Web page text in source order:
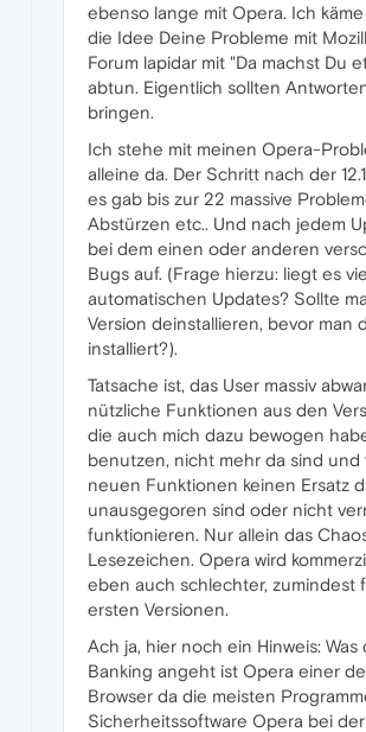
ebenso lange mit Opera. Ich
die Idee Deine Probleme mit
Forum lapidar mit "Da machst Du
abtun. Eigentlich sollten
bringen.
Ich stehe mit meinen Opera-
alleine da. Der Schritt nach der
es gab bis zur 22 massive
Abstürzen etc.. Und nach jedem
bei dem einen oder anderen
Bugs auf. (Frage hierzu: liegt es
automatischen Updates? Sollte
Version deinstallieren, bevor man
installiert?).
Tatsache ist, das User massiv
nützliche Funktionen aus den
die auch mich dazu bewogen
benutzen, nicht mehr da sind und
neuen Funktionen keinen Ersatz
unausgegoren sind oder nicht
funktionieren. Nur allein das
Lesezeichen. Opera wird
eben auch schlechter, zumindest
ersten Versionen.
Ach ja, hier noch ein Hinweis: Was
Banking angeht ist Opera einer
Browser da die meisten
Sicherheitssoftware Opera bei